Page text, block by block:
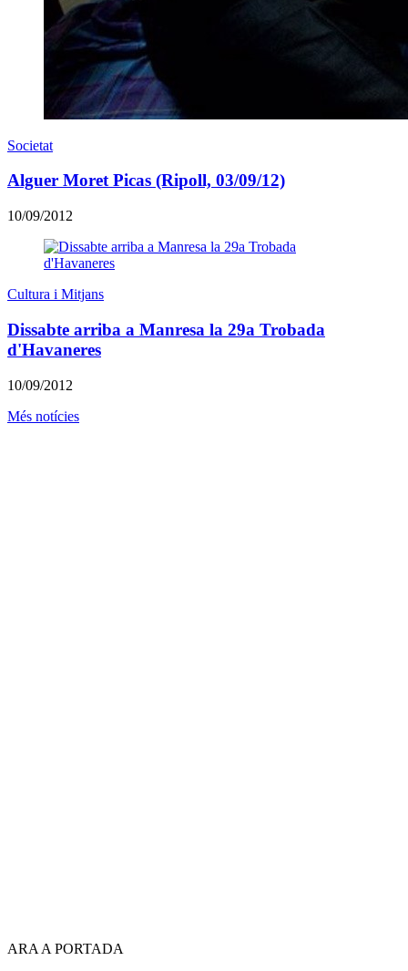
Societat
Alguer Moret Picas (Ripoll, 03/09/12)
10/09/2012
Cultura i Mitjans
Dissabte arriba a Manresa la 29a Trobada
d'Havaneres
10/09/2012
Més notícies
ARA A PORTADA